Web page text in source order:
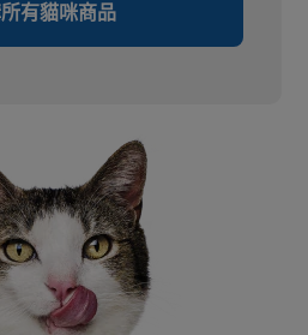
有貓咪商品